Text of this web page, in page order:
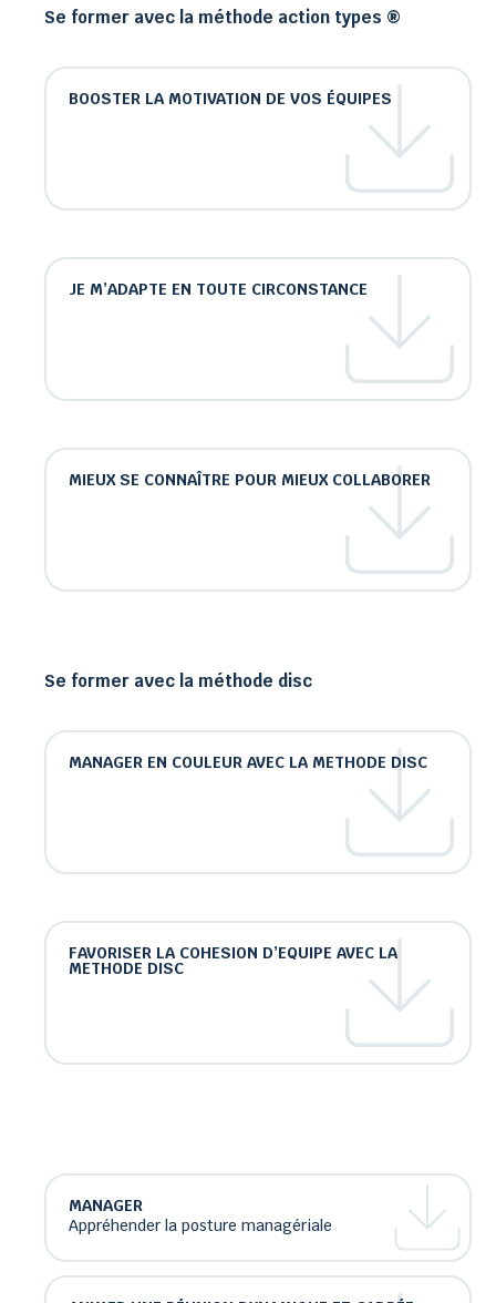
Se former avec la méthode action types ®
BOOSTER LA MOTIVATION DE VOS ÉQUIPES
JE M’ADAPTE EN TOUTE CIRCONSTANCE
MIEUX SE CONNAÎTRE POUR MIEUX COLLABORER
Se former avec la méthode disc
MANAGER EN COULEUR AVEC LA METHODE DISC
FAVORISER LA COHESION D’EQUIPE AVEC LA
METHODE DISC
MANAGER
Appréhender la posture managériale